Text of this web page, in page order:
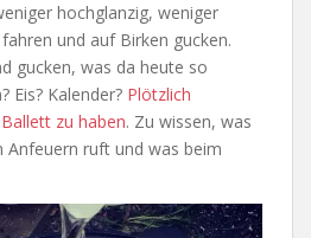
hochglanzig, weniger
und auf Birken gucken.
gucken, was da heute so
Eis? Kalender? Plötzlich
zu haben. Zu wissen, was
Anfeuern ruft und was beim